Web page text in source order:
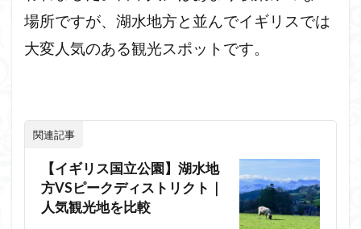
場所ですが、湖水地方と並んでイギリスでは
大変人気のある観光スポットです。
関連記事
【イギリス国立公園】湖水地
方VSピークディストリクト｜
人気観光地を比較